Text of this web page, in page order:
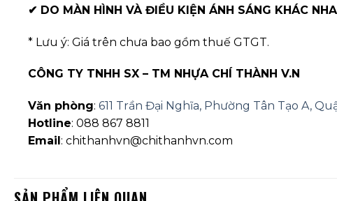
✔ DO MÀN HÌNH VÀ ĐIỀU KIỆN ÁNH SÁNG KHÁC
* Lưu ý: Giá trên chưa bao gồm thuế GTGT.
CÔNG TY TNHH SX – TM NHỰA CHÍ THÀNH V.N
Văn phòng: 611 Trần Đại Nghĩa, Phường Tân Tạo A,
Hotline: 088 867 8811
Email: chithanhvn@chithanhvn.com